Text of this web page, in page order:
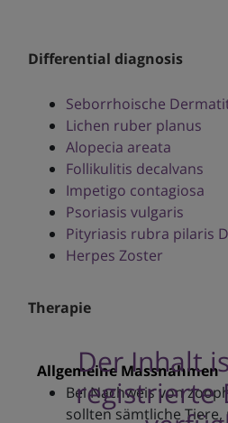
Differential diagnosis
Seborrhoische
Lichen ruber planus
Alopecia areata
Follikulitis decalvans
Impetigo contagiosa
Psoriasis vulgaris
Pityriasis rubra pilaris
Herpes Zoster
Therapie
Der Inhalt
registrierte
Allgemeine Massnahmen
Bei Nachweis von
sollten sämtliche